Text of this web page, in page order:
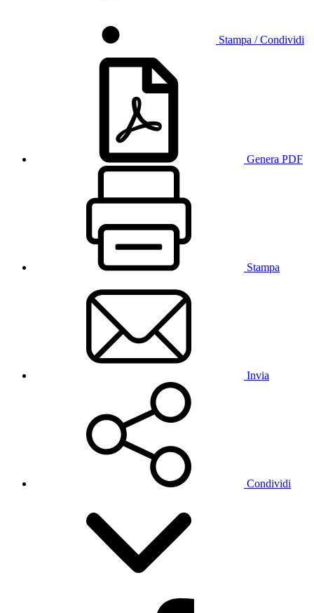
Stampa / Condividi
Genera PDF
Stampa
Invia
Condividi